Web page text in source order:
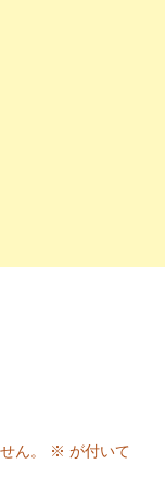
ん。 ※ が付いて